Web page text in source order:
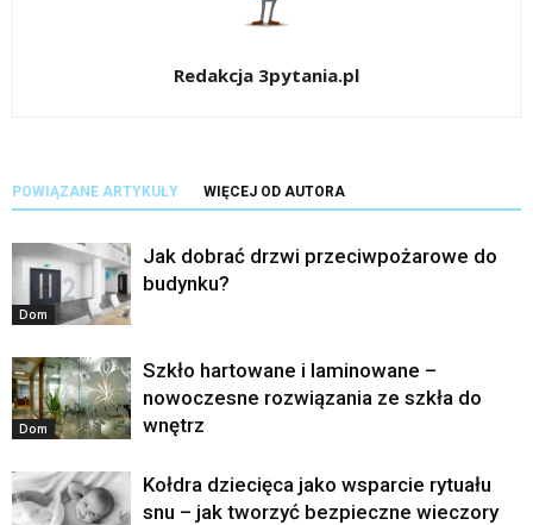
Redakcja 3pytania.pl
POWIĄZANE ARTYKUŁY WIĘCEJ OD AUTORA
Dom
Jak dobrać drzwi przeciwpożarowe do
budynku?
Dom
Szkło hartowane i laminowane –
nowoczesne rozwiązania ze szkła do
wnętrz
Kołdra dziecięca jako wsparcie rytuału
snu – jak tworzyć bezpieczne wieczory